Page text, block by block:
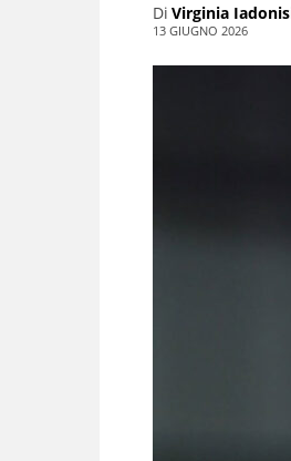
Di Virginia
13 GIUGNO 2026